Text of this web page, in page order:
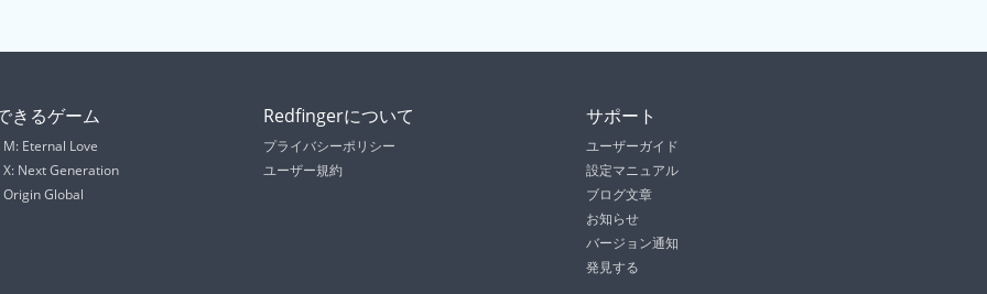
きるゲーム
Eternal Love
Next Generation
Global
Redfingerについて
プライバシーポリシー
ユーザー規約
サポート
ユーザーガイド
設定マニュアル
ブログ文章
お知らせ
バージョン通知
発見する